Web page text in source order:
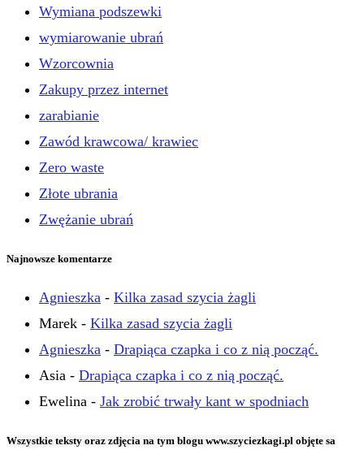
Wymiana podszewki
wymiarowanie ubrań
Wzorcownia
Zakupy przez internet
zarabianie
Zawód krawcowa/ krawiec
Zero waste
Złote ubrania
Zwężanie ubrań
Najnowsze komentarze
Agnieszka - Kilka zasad szycia żagli
Marek - Kilka zasad szycia żagli
Agnieszka - Drapiąca czapka i co z nią począć.
Asia - Drapiąca czapka i co z nią począć.
Ewelina - Jak zrobić trwały kant w spodniach
Wszystkie teksty oraz zdjęcia na tym blogu www.szyciezkagi.pl objęte sa